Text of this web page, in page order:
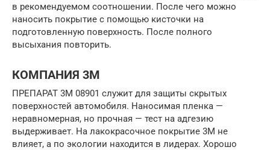
в рекомендуемом соотношении. После чего можно
наносить покрытие с помощью кисточки на
подготовленную поверхность. После полного
высыхания повторить.
КОМПАНИЯ 3М
ПРЕПАРАТ 3М 08901 служит для защиты скрытых
поверхностей автомобиля. Наносимая пленка —
неравномерная, но прочная — тест на адгезию
выдерживает. На лакокрасочное покрытие 3М не
влияет, а по экологии находится в лидерах. Хорошо